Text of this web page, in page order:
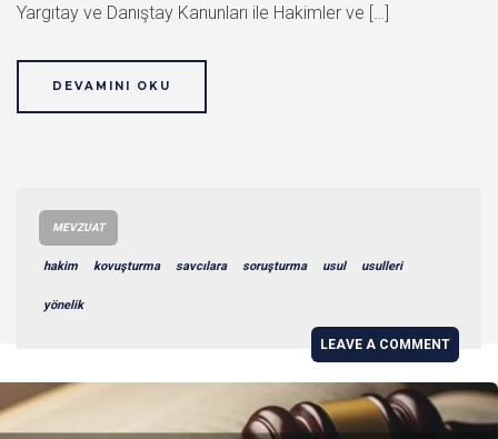
Yargıtay ve Danıştay Kanunları ile Hakimler ve […]
DEVAMINI OKU
MEVZUAT
hakim kovuşturma savcılara soruşturma usul usulleri
yönelik
LEAVE A COMMENT